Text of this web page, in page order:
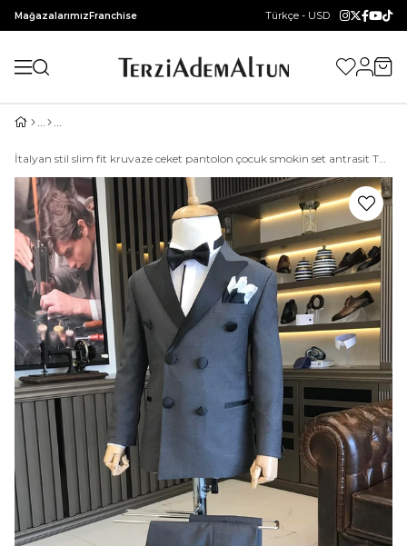
MağazalarımızFranchise Türkçe - USD
İtalyan stil slim fit kruvaze ceket pantolon çocuk smokin set antrasit T8828